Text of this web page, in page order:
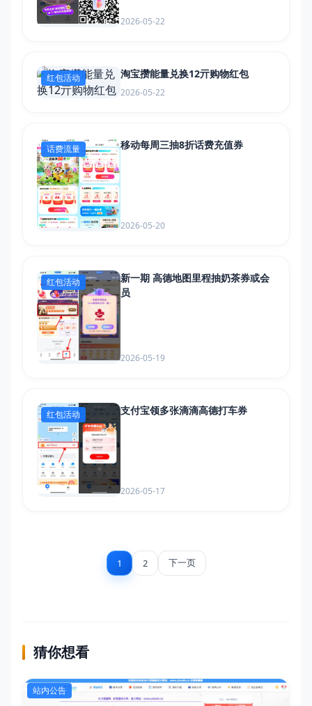
2026-05-22
红包活动 淘宝攒能量兑换12亓购物红包
2026-05-22
话费流量 移动每周三抽8折话费充值券
2026-05-20
红包活动
新一期 高德地图里程抽奶茶券或会
员
2026-05-19
红包活动 支付宝领多张滴滴高德打车券
2026-05-17
1 2 下一页
猜你想看
站内公告